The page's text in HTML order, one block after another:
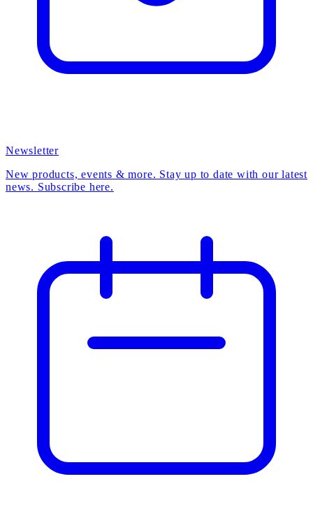
Newsletter
New products, events & more. Stay up to date with our latest
news. Subscribe here.